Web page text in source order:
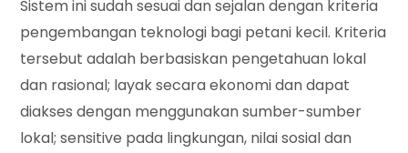
Sistem ini sudah sesuai dan sejalan dengan kriteria
pengembangan teknologi bagi petani kecil. Kriteria
tersebut adalah berbasiskan pengetahuan lokal
dan rasional; layak secara ekonomi dan dapat
diakses dengan menggunakan sumber-sumber
lokal; sensitive pada lingkungan, nilai sosial dan